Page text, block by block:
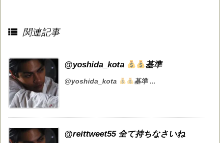
 関連記事
@yoshida_kota 基準
@yoshida_kota 基準 ...
@reittweet55 全て持ちなさいね